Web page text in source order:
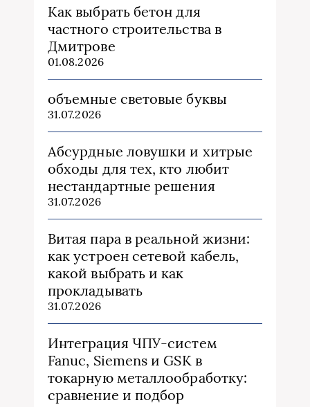
Как выбрать бетон для
частного строительства в
Дмитрове
01.08.2026
объемные световые буквы
31.07.2026
Абсурдные ловушки и хитрые
обходы для тех, кто любит
нестандартные решения
31.07.2026
Витая пара в реальной жизни:
как устроен сетевой кабель,
какой выбрать и как
прокладывать
31.07.2026
Интеграция ЧПУ-систем
Fanuc, Siemens и GSK в
токарную металлообработку:
сравнение и подбор